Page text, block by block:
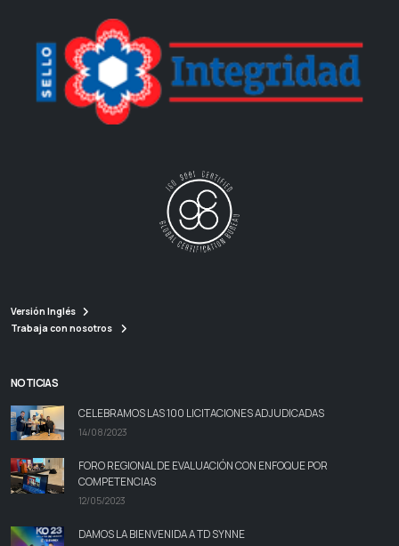
Versión Inglés
Trabaja con nosotros
NOTICIAS
CELEBRAMOS LAS 100 LICITACIONES ADJUDICADAS
14/08/2023
FORO REGIONAL DE EVALUACIÓN CON ENFOQUE POR
COMPETENCIAS
12/05/2023
DAMOS LA BIENVENIDA A TD SYNNE